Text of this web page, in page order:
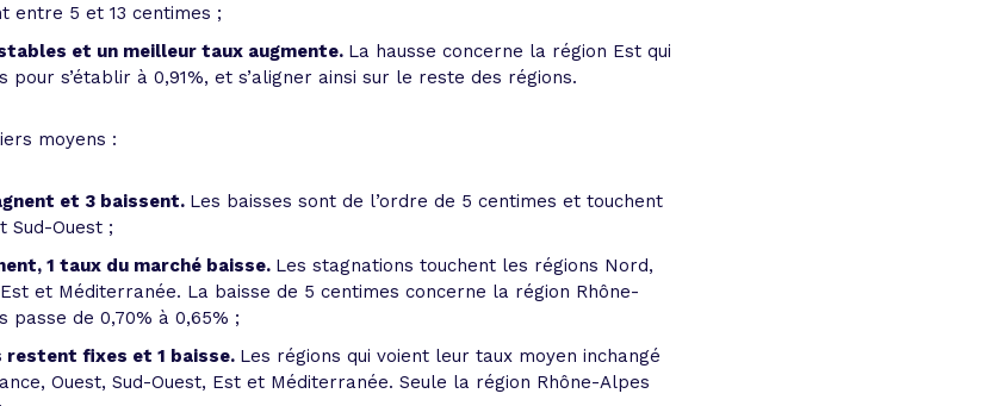
entre 5 et 13 centimes ;
et un meilleur taux augmente. La hausse concerne la région Est qui
pour s’établir à 0,91%, et s’aligner ainsi sur le reste des régions.
moyens :
et 3 baissent. Les baisses sont de l’ordre de 5 centimes et touchent
Sud-Ouest ;
1 taux du marché baisse. Les stagnations touchent les régions Nord,
et Méditerranée. La baisse de 5 centimes concerne la région Rhône-
passe de 0,70% à 0,65% ;
restent fixes et 1 baisse. Les régions qui voient leur taux moyen inchangé
Ouest, Sud-Ouest, Est et Méditerranée. Seule la région Rhône-Alpes